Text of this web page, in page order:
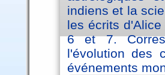
indiens et la
les écrits
6 et 7.
l'évolution des
événements